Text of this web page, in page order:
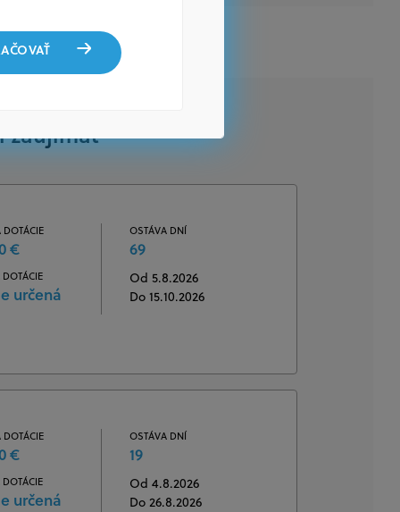
zaujímať
DOTÁCIE
€
určená
OSTÁVA DNÍ
69
Od 5.8.2026
Do 15.10.2026
DOTÁCIE
€
určená
OSTÁVA DNÍ
19
Od 4.8.2026
Do 26.8.2026